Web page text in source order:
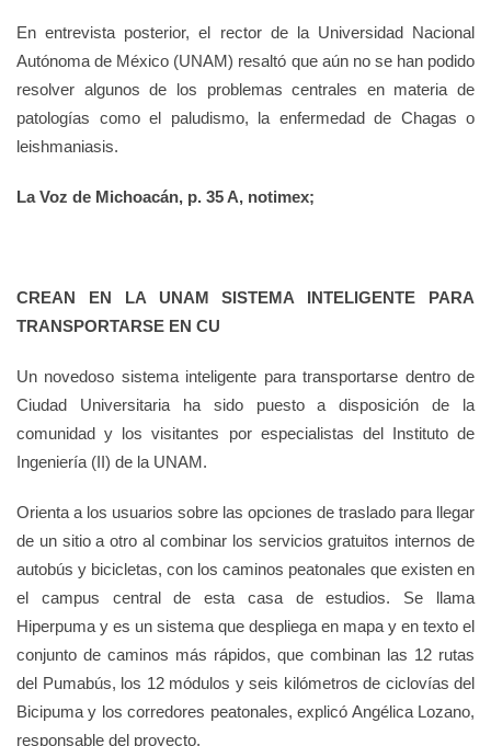
En entrevista posterior, el rector de la Universidad Nacional
Autónoma de México (UNAM) resaltó que aún no se han podido
resolver algunos de los problemas centrales en materia de
patologías como el paludismo, la enfermedad de Chagas o
leishmaniasis.
La Voz de Michoacán, p. 35 A, notimex;
CREAN EN LA UNAM SISTEMA INTELIGENTE PARA
TRANSPORTARSE EN CU
Un novedoso sistema inteligente para transportarse dentro de
Ciudad Universitaria ha sido puesto a disposición de la
comunidad y los visitantes por especialistas del Instituto de
Ingeniería (II) de la UNAM.
Orienta a los usuarios sobre las opciones de traslado para llegar
de un sitio a otro al combinar los servicios gratuitos internos de
autobús y bicicletas, con los caminos peatonales que existen en
el campus central de esta casa de estudios. Se llama
Hiperpuma y es un sistema que despliega en mapa y en texto el
conjunto de caminos más rápidos, que combinan las 12 rutas
del Pumabús, los 12 módulos y seis kilómetros de ciclovías del
Bicipuma y los corredores peatonales, explicó Angélica Lozano,
responsable del proyecto.